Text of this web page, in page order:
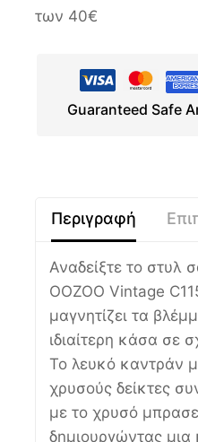
των 40€
Guaranteed Safe
Περιγραφή
Αναδείξτε το στυλ
OOZOO Vintage
μαγνητίζει τα
ιδιαίτερη κάσα σε
Το λευκό καντράν
χρυσούς δείκτες
με το χρυσό
δημιουργώντας